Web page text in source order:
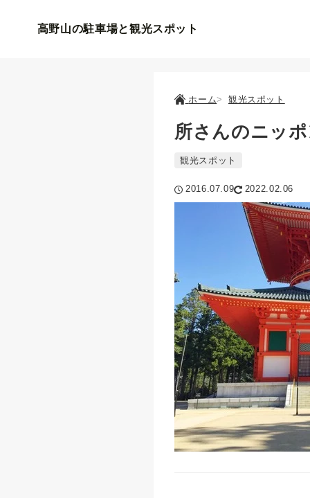
高野山の駐車場と観光スポット
ホーム 観光スポット
所さんのニッ
観光スポット
2016.07.09 2022.02.06